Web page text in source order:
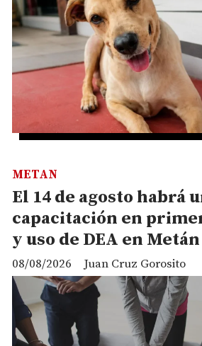
El 14 de agosto habrá
capacitación en
y uso de DEA en Metán
Juan Cruz Gorosito
METAN
08/08/2026